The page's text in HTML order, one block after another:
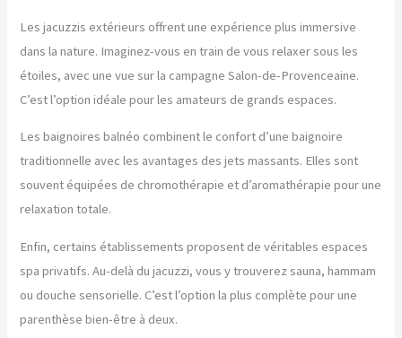
Les jacuzzis extérieurs offrent une expérience plus immersive
dans la nature. Imaginez-vous en train de vous relaxer sous les
étoiles, avec une vue sur la campagne Salon-de-Provenceaine.
C’est l’option idéale pour les amateurs de grands espaces.
Les baignoires balnéo combinent le confort d’une baignoire
traditionnelle avec les avantages des jets massants. Elles sont
souvent équipées de chromothérapie et d’aromathérapie pour une
relaxation totale.
Enfin, certains établissements proposent de véritables espaces
spa privatifs. Au-delà du jacuzzi, vous y trouverez sauna, hammam
ou douche sensorielle. C’est l’option la plus complète pour une
parenthèse bien-être à deux.